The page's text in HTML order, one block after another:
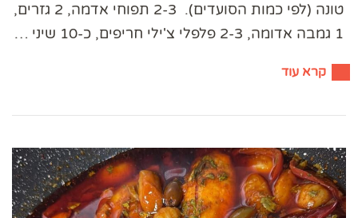
טונה (לפי כמות הסועדים). 2-3 תפוחי אדמה, 2 גזרים,
1 גמבה אדומה, 2-3 פלפלי צ'ילי חריפים, כ-10 שיני …
קרא עוד